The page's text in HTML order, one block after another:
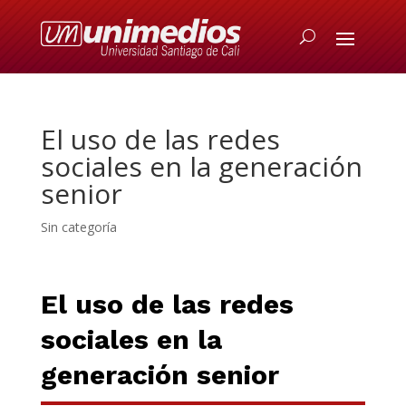
El uso de las redes
sociales en la generación
senior
Sin categoría
El uso de las redes
sociales en la
generación senior